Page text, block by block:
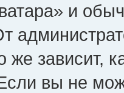
и
же зависит,
вы не